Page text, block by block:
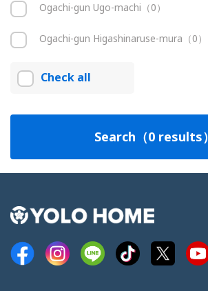
Ogachi-gun Ugo-machi（0）
Ogachi-gun Higashinaruse-mura（0）
Check all
Search（0 results）